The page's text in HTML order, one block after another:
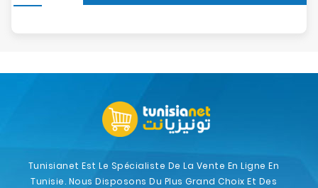
Tunisianet Est Le Spécialiste De La Vente En Ligne En
Tunisie. Nous Disposons Du Plus Grand Choix Et Des